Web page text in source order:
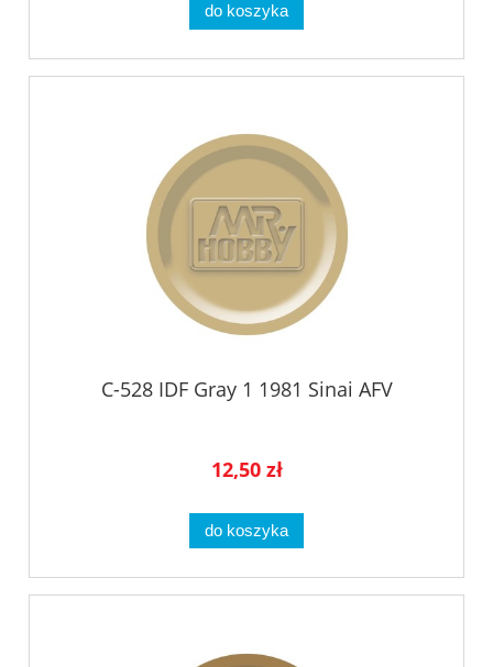
do koszyka
C-528 IDF Gray 1 1981 Sinai AFV
12,50 zł
do koszyka